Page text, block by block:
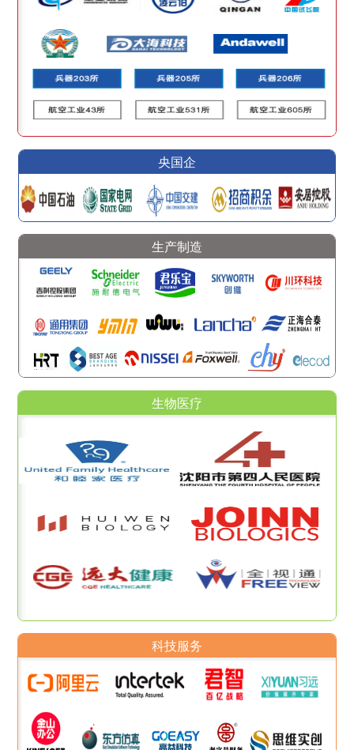
央国企
生产制造
生物医疗
科技服务